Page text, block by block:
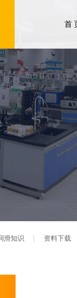
首
滑知识 资料下载